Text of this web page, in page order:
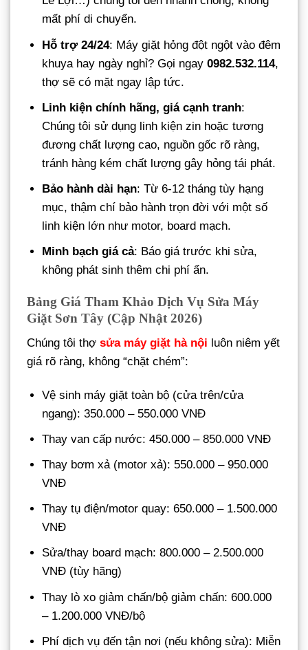
mất phí di chuyển.
Hỗ trợ 24/24: Máy giặt hỏng đột ngột vào đêm
khuya hay ngày nghỉ? Gọi ngay0982.532.114,
thợ sẽ có mặt ngay lập tức.
Linh kiện chính hãng, giá cạnh tranh:
Chúng tôi sử dụng linh kiện zin hoặc tương
đương chất lượng cao, nguồn gốc rõ ràng,
tránh hàng kém chất lượng gây hỏng tái phát.
Bảo hành dài hạn: Từ 6-12 tháng tùy hạng
mục, thậm chí bảo hành trọn đời với một số
linh kiện lớn như motor, board mạch.
Minh bạch giá cả: Báo giá trước khi sửa,
không phát sinh thêm chi phí ẩn.
Bảng Giá Tham Khảo Dịch Vụ Sửa Máy
Giặt Sơn Tây (Cập Nhật 2026)
Chúng tôi thợ sửa máy giặt hà nội luôn niêm yết
giá rõ ràng, không “chặt chém”:
Vệ sinh máy giặt toàn bộ (cửa trên/cửa
ngang): 350.000 – 550.000 VNĐ
Thay van cấp nước: 450.000 – 850.000 VNĐ
Thay bơm xả (motor xả): 550.000 – 950.000
VNĐ
Thay tụ điện/motor quay: 650.000 – 1.500.000
VNĐ
Sửa/thay board mạch: 800.000 – 2.500.000
VNĐ (tùy hãng)
Thay lò xo giảm chấn/bộ giảm chấn: 600.000
– 1.200.000 VNĐ/bộ
Phí dịch vụ đến tận nơi (nếu không sửa): Miễn